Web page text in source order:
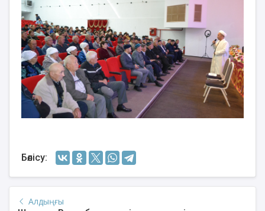
Бөлісу:
Алдыңғы